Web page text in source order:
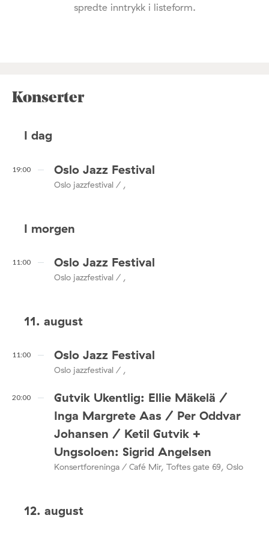
spredte inntrykk i listeform.
Konserter
I dag
19:00 Oslo Jazz Festival
Oslo jazzfestival / ,
I morgen
11:00 Oslo Jazz Festival
Oslo jazzfestival / ,
11. august
11:00 Oslo Jazz Festival
Oslo jazzfestival / ,
20:00
Gutvik Ukentlig: Ellie Mäkelä /
Inga Margrete Aas / Per Oddvar
Johansen / Ketil Gutvik +
Ungsoloen: Sigrid Angelsen
Konsertforeninga / Café Mir, Toftes gate 69, Oslo
12. august